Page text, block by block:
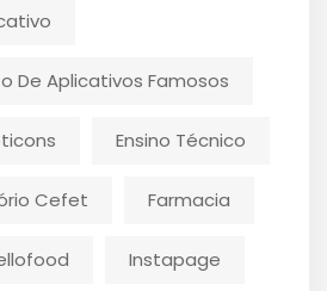
De Aplicativos Famosos
Ensino Técnico
Cefet Farmacia
Instapage